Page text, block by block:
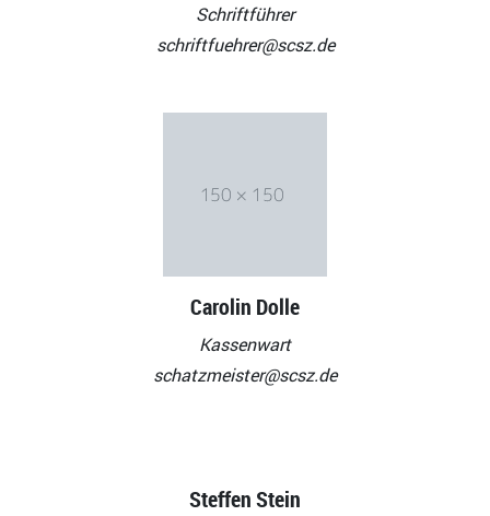
Schriftführer
schriftfuehrer@scsz.de
Carolin Dolle
Kassenwart
schatzmeister@scsz.de
Steffen Stein